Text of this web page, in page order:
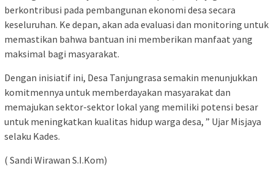
berkontribusi pada pembangunan ekonomi desa secara
keseluruhan. Ke depan, akan ada evaluasi dan monitoring untuk
memastikan bahwa bantuan ini memberikan manfaat yang
maksimal bagi masyarakat.
Dengan inisiatif ini, Desa Tanjungrasa semakin menunjukkan
komitmennya untuk memberdayakan masyarakat dan
memajukan sektor-sektor lokal yang memiliki potensi besar
untuk meningkatkan kualitas hidup warga desa, ” Ujar Misjaya
selaku Kades.
( Sandi Wirawan S.I.Kom)